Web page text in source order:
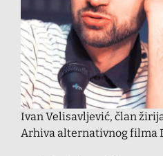
Ivan Velisavljević, član
Arhiva alternativnog filma